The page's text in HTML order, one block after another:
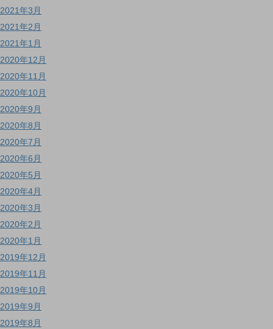
2021年3月
2021年2月
2021年1月
2020年12月
2020年11月
2020年10月
2020年9月
2020年8月
2020年7月
2020年6月
2020年5月
2020年4月
2020年3月
2020年2月
2020年1月
2019年12月
2019年11月
2019年10月
2019年9月
2019年8月